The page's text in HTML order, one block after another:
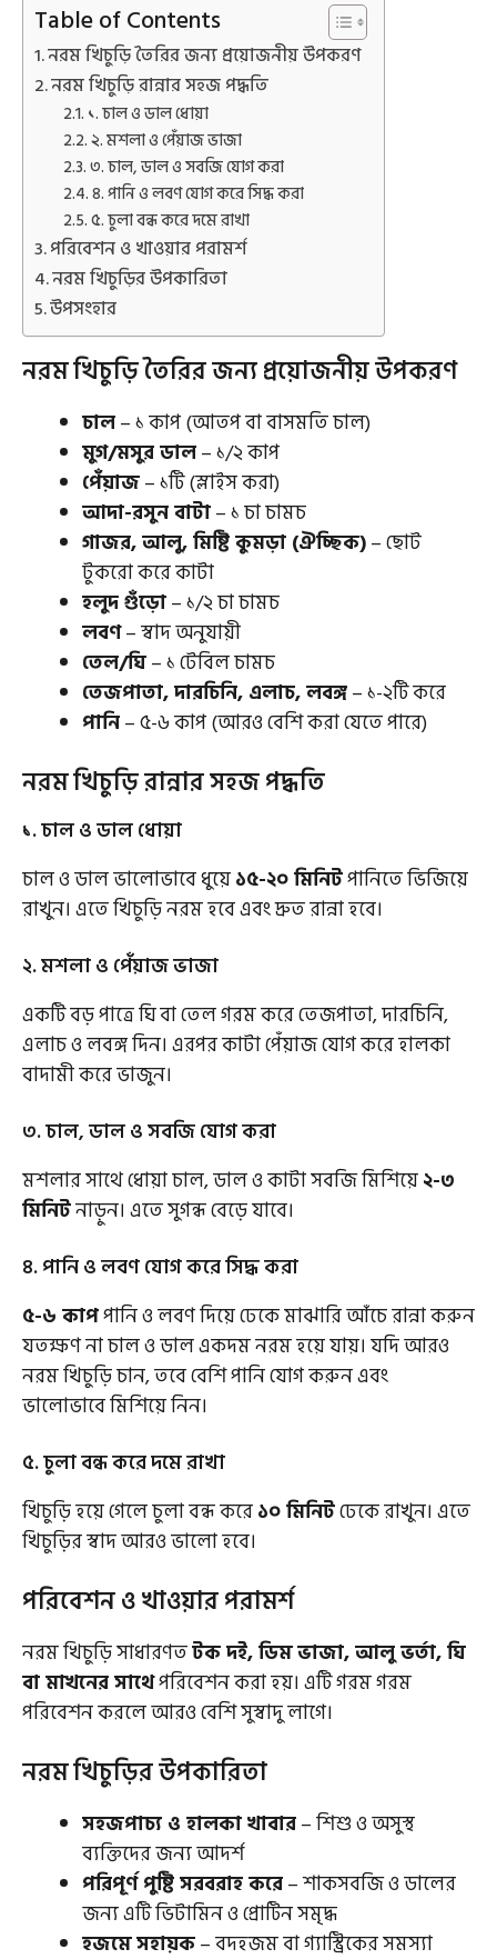
Table of Contents
নরম খিচুড়ি তৈরির জন্য প্রয়োজনীয় উপকরণ
নরম খিচুড়ি রান্নার সহজ পদ্ধতি
১. চাল ও ডাল ধোয়া
২. মশলা ও পেঁয়াজ ভাজা
৩. চাল, ডাল ও সবজি যোগ করা
৪. পানি ও লবণ যোগ করে সিদ্ধ করা
৫. চুলা বন্ধ করে দমে রাখা
পরিবেশন ও খাওয়ার পরামর্শ
নরম খিচুড়ির উপকারিতা
উপসংহার
নরম খিচুড়ি তৈরির জন্য প্রয়োজনীয় উপকরণ
চাল– ১ কাপ (আতপ বা বাসমতি চাল)
মুগ/মসুর ডাল– ১/২ কাপ
পেঁয়াজ– ১টি (স্লাইস করা)
আদা-রসুন বাটা– ১ চা চামচ
গাজর, আলু, মিষ্টি কুমড়া (ঐচ্ছিক)– ছোট
টুকরো করে কাটা
হলুদ গুঁড়ো– ১/২ চা চামচ
লবণ– স্বাদ অনুযায়ী
তেল/ঘি– ১ টেবিল চামচ
তেজপাতা, দারচিনি, এলাচ, লবঙ্গ– ১-২টি করে
পানি– ৫-৬ কাপ (আরও বেশি করা যেতে পারে)
নরম খিচুড়ি রান্নার সহজ পদ্ধতি
১. চাল ও ডাল ধোয়া
চাল ও ডাল ভালোভাবে ধুয়ে১৫-২০ মিনিটপানিতে ভিজিয়ে
রাখুন। এতে খিচুড়ি নরম হবে এবং দ্রুত রান্না হবে।
২. মশলা ও পেঁয়াজ ভাজা
একটি বড় পাত্রে ঘি বা তেল গরম করে তেজপাতা, দারচিনি,
এলাচ ও লবঙ্গ দিন। এরপর কাটা পেঁয়াজ যোগ করে হালকা
বাদামী করে ভাজুন।
৩. চাল, ডাল ও সবজি যোগ করা
মশলার সাথে ধোয়া চাল, ডাল ও কাটা সবজি মিশিয়ে২-৩
মিনিটনাড়ুন। এতে সুগন্ধ বেড়ে যাবে।
৪. পানি ও লবণ যোগ করে সিদ্ধ করা
৫-৬ কাপপানি ও লবণ দিয়ে ঢেকে মাঝারি আঁচে রান্না করুন
যতক্ষণ না চাল ও ডাল একদম নরম হয়ে যায়। যদি আরও
নরম খিচুড়ি চান, তবে বেশি পানি যোগ করুন এবং
ভালোভাবে মিশিয়ে নিন।
৫. চুলা বন্ধ করে দমে রাখা
খিচুড়ি হয়ে গেলে চুলা বন্ধ করে১০ মিনিটঢেকে রাখুন। এতে
খিচুড়ির স্বাদ আরও ভালো হবে।
পরিবেশন ও খাওয়ার পরামর্শ
নরম খিচুড়ি সাধারণতটক দই, ডিম ভাজা, আলু ভর্তা, ঘি
বা মাখনের সাথেপরিবেশন করা হয়। এটি গরম গরম
পরিবেশন করলে আরও বেশি সুস্বাদু লাগে।
নরম খিচুড়ির উপকারিতা
সহজপাচ্য ও হালকা খাবার– শিশু ও অসুস্থ
ব্যক্তিদের জন্য আদর্শ
পরিপূর্ণ পুষ্টি সরবরাহ করে– শাকসবজি ও ডালের
জন্য এটি ভিটামিন ও প্রোটিন সমৃদ্ধ
হজমে সহায়ক– বদহজম বা গ্যাস্ট্রিকের সমস্যা